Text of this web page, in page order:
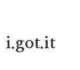
i.got.it